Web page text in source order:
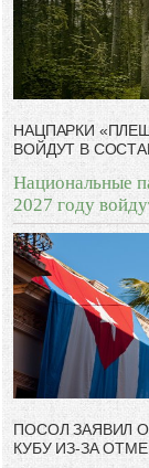
НАЦПАРКИ
ВОЙДУТ В
Национальные
2027 году
ПОСОЛ ЗАЯВИЛ
КУБУ ИЗ-ЗА